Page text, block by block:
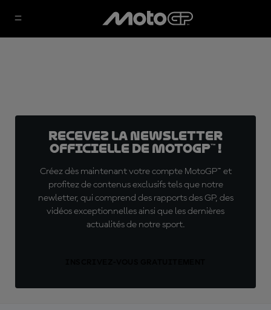
Recevez la Newsletter
officielle de MotoGP™ !
Créez dès maintenant votre compte MotoGP™ et
profitez de contenus exclusifs tels que notre
newletter, qui comprend des rapports des GP, des
vidéos exceptionnelles ainsi que les dernières
actualités de notre sport.